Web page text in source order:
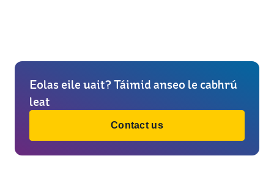
Eolas eile uait? Táimid anseo le cabhrú
leat
Contact us